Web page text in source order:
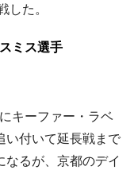
た。
ミス選手
キーファー・ラベ
い付いて延長戦まで
なるが、京都のデイ